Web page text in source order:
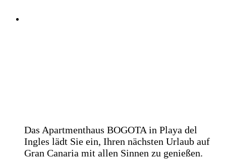
Das Apartmenthaus BOGOTA in Playa del
Ingles lädt Sie ein, Ihren nächsten Urlaub auf
Gran Canaria mit allen Sinnen zu genießen.